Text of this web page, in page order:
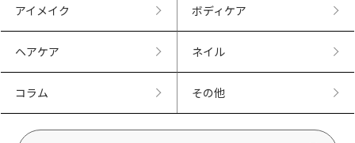
アイメイク ボディケア
ヘアケア ネイル
コラム その他